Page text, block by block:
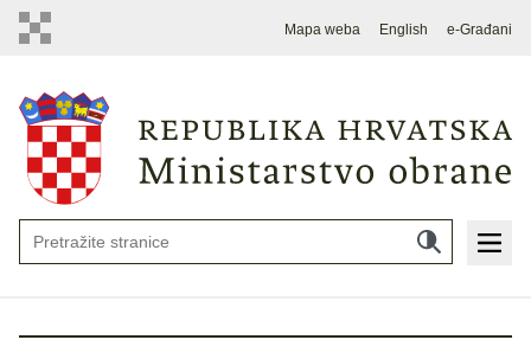
Mapa weba English e-Građani